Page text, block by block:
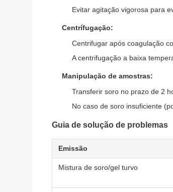
Evitar agitação vigorosa para
Centrífugação:
Centrifugar após coagulação
A centrifugação a baixa
Manipulação de amostras:
Transferir soro no prazo de 2
No caso de soro insuficiente
Guia de solução de problemas
Emissão
Mistura de soro/gel turvo